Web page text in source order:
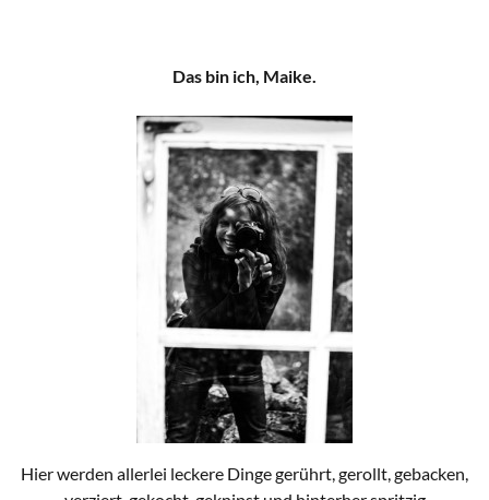
Das bin ich, Maike.
Hier werden allerlei leckere Dinge gerührt, gerollt, gebacken,